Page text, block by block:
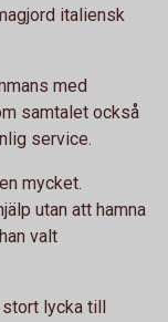
italiensk
med
samtalet också
service.
mycket.
utan att hamna
valt
lycka till